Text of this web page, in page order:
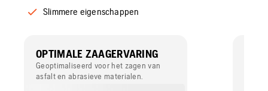
Slimmere eigenschappen
OPTIMALE ZAAGERVARING
Geoptimaliseerd voor het zagen van
asfalt en abrasieve materialen.